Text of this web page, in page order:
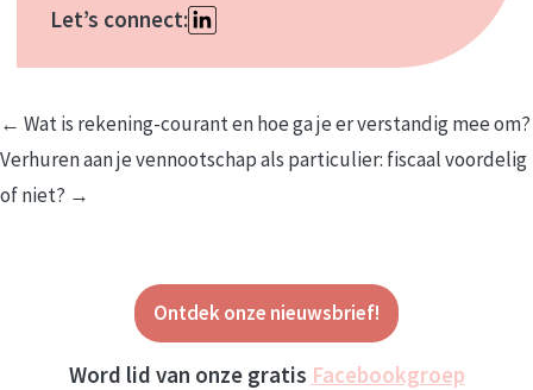
Let’s connect:
Berichtnavigatie
← Wat is rekening-courant en hoe ga je er verstandig mee om?
Verhuren aan je vennootschap als particulier: fiscaal voordelig
of niet? →
Ontdek onze nieuwsbrief!
Word lid van onze gratis Facebookgroep